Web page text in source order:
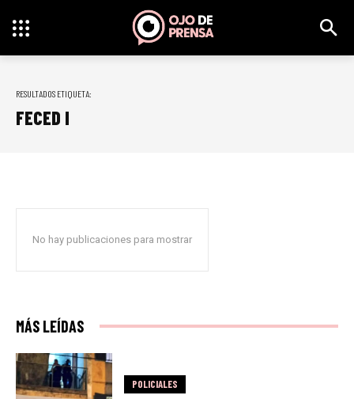
RESULTADOS ETIQUETA:
FECED I
No hay publicaciones para mostrar
MÁS LEÍDAS
POLICIALES